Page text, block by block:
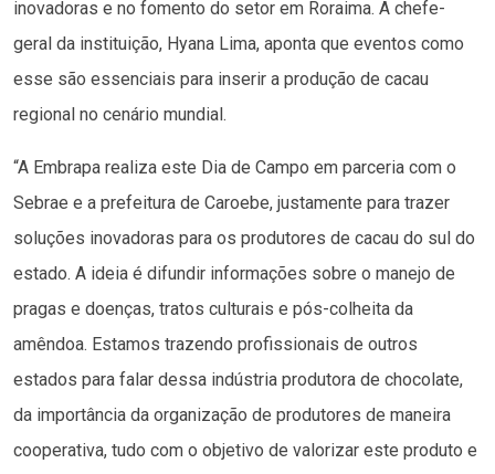
inovadoras e no fomento do setor em Roraima. A chefe-
geral da instituição, Hyana Lima, aponta que eventos como
esse são essenciais para inserir a produção de cacau
regional no cenário mundial.
“A Embrapa realiza este Dia de Campo em parceria com o
Sebrae e a prefeitura de Caroebe, justamente para trazer
soluções inovadoras para os produtores de cacau do sul do
estado. A ideia é difundir informações sobre o manejo de
pragas e doenças, tratos culturais e pós-colheita da
amêndoa. Estamos trazendo profissionais de outros
estados para falar dessa indústria produtora de chocolate,
da importância da organização de produtores de maneira
cooperativa, tudo com o objetivo de valorizar este produto e